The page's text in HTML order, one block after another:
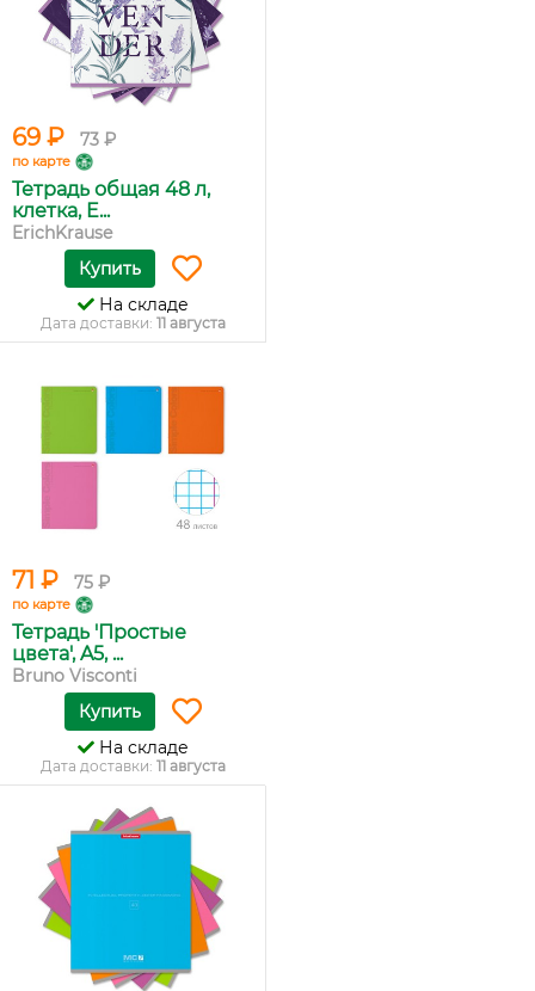
69 ₽ 73 ₽
по карте
Тетрадь общая 48 л,
клетка, E...
ErichKrause
Купить
На складе
Дата доставки: 11 августа
71 ₽ 75 ₽
по карте
Тетрадь 'Простые
цвета', A5, ...
Bruno Visconti
Купить
На складе
Дата доставки: 11 августа